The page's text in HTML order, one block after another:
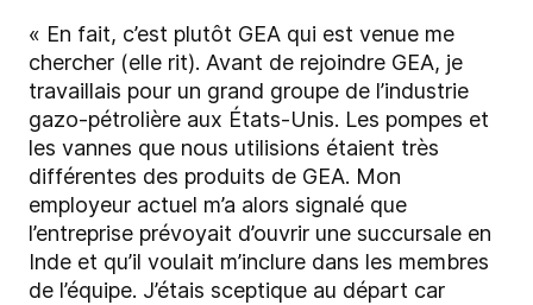
« En fait, c’est plutôt GEA qui est venue me
chercher (elle rit). Avant de rejoindre GEA, je
travaillais pour un grand groupe de l’industrie
gazo-pétrolière aux États-Unis. Les pompes et
les vannes que nous utilisions étaient très
différentes des produits de GEA. Mon
employeur actuel m’a alors signalé que
l’entreprise prévoyait d’ouvrir une succursale en
Inde et qu’il voulait m’inclure dans les membres
de l’équipe. J’étais sceptique au départ car